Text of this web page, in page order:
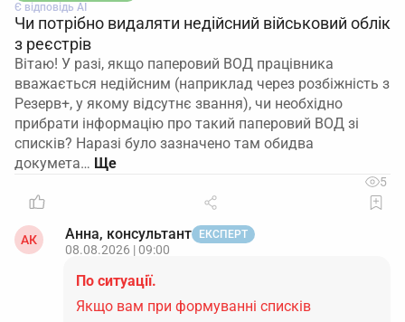
Є відповідь АІ
Чи потрібно видаляти недійсний військовий облік
з реєстрів
Вітаю! У разі, якщо паперовий ВОД працівника
вважається недійсним (наприклад через розбіжність з
Резерв+, у якому відсутнє звання), чи необхідно
прибрати інформацію про такий паперовий ВОД зі
списків? Наразі було зазначено там обидва
докумета…
5
АК Анна, консультант ЕКСПЕРТ
08.08.2026 | 09:00
По ситуації.
Якщо вам при формуванні списків